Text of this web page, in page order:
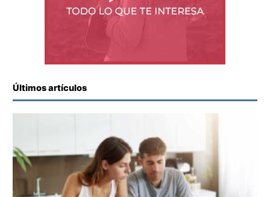
Últimos artículos